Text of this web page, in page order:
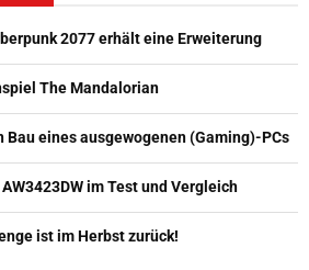
2077 erhält eine Erweiterung
The Mandalorian
Bau eines ausgewogenen (Gaming)-PCs
im Test und Vergleich
ist im Herbst zurück!